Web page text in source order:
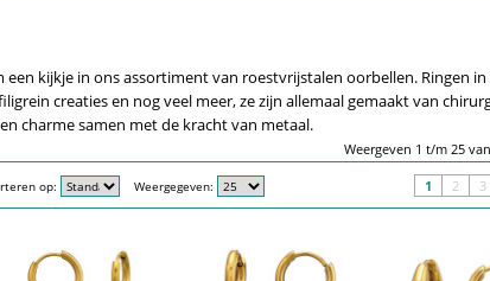
​​kijkje in ons assortiment van roestvrijstalen oorbellen. Ringen in
creaties en nog veel meer, ze zijn allemaal gemaakt van
charme samen met de kracht van metaal.
Weergeven 1 t/m 25
op: Weergegeven: 1 2 3